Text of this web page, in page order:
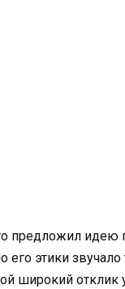
предложил идею
его этики
широкий отклик